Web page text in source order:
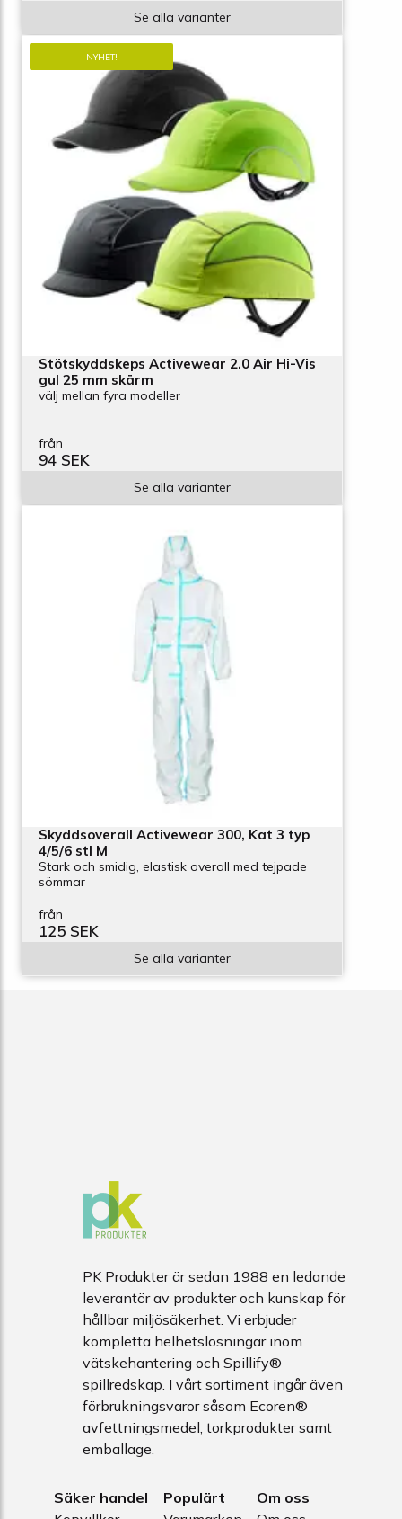
Se alla varianter
NYHET!
Stötskyddskeps Activewear 2.0 Air Hi-Vis
gul 25 mm skärm
välj mellan fyra modeller
från
94 SEK
Se alla varianter
Skyddsoverall Activewear 300, Kat 3 typ
4/5/6 stl M
Stark och smidig, elastisk overall med tejpade
sömmar
från
125 SEK
Se alla varianter
PK Produkter är sedan 1988 en ledande
leverantör av produkter och kunskap för
hållbar miljösäkerhet. Vi erbjuder
kompletta helhetslösningar inom
vätskehantering och Spillify®
spillredskap. I vårt sortiment ingår även
förbrukningsvaror såsom Ecoren®
avfettningsmedel, torkprodukter samt
emballage.
Säker handel
Populärt
Om oss